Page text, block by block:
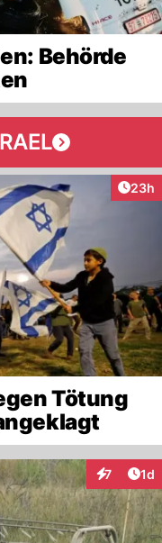
Behörde
23h
Tötung
7 1d